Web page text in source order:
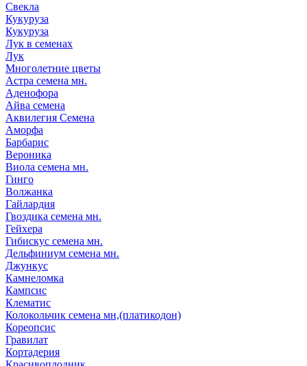
Свекла
Кукуруза
Кукуруза
Лук в семенах
Лук
Многолетние цветы
Астра семена мн.
Аденофора
Айва семена
Аквилегия Семена
Аморфа
Барбарис
Вероника
Виола семена мн.
Гинго
Волжанка
Гайлардия
Гвоздика семена мн.
Гейхера
Гибискус семена мн.
Дельфиниум семена мн.
Джункус
Камнеломка
Кампсис
Клематис
Колокольчик семена мн,(платикодон)
Кореопсис
Гравилат
Кортадерия